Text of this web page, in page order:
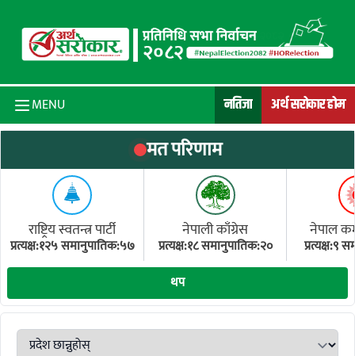
MENU नतिजा अर्थ सरोकार होम
मत परिणाम
राष्ट्रिय स्वतन्त्र पार्टी
प्रत्यक्ष:१२५ समानुपातिक:५७
नेपाली काँग्रेस
प्रत्यक्ष:१८ समानुपातिक:२०
नेपाल
प्रत्यक्ष:९
थप